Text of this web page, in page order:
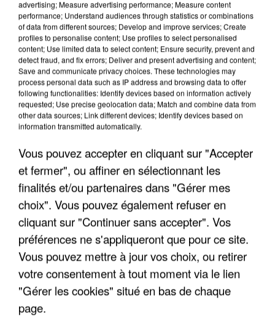
concernées.
7 août 2026
Un second cadre de la DZ Mafia interpellé en
Algérie
Un cofondateur du réseau avait été interpellé
quelques jours plus tôt.
advertising; Measure advertising performance; Measure content
performance; Understand audiences through statistics or combinations
of data from different sources; Develop and improve services; Create
profiles to personalise content; Use profiles to select personalised
content; Use limited data to select content; Ensure security, prevent and
detect fraud, and fix errors; Deliver and present advertising and content;
Save and communicate privacy choices. These technologies may
process personal data such as IP address and browsing data to offer
following functionalities: Identify devices based on information actively
requested; Use precise geolocation data; Match and combine data from
other data sources; Link different devices; Identify devices based on
information transmitted automatically.
Vous pouvez accepter en cliquant sur "Accepter
et fermer", ou affiner en sélectionnant les
finalités et/ou partenaires dans "Gérer mes
choix". Vous pouvez également refuser en
cliquant sur "Continuer sans accepter". Vos
préférences ne s'appliqueront que pour ce site.
Vous pouvez mettre à jour vos choix, ou retirer
votre consentement à tout moment via le lien
"Gérer les cookies" situé en bas de chaque
page.